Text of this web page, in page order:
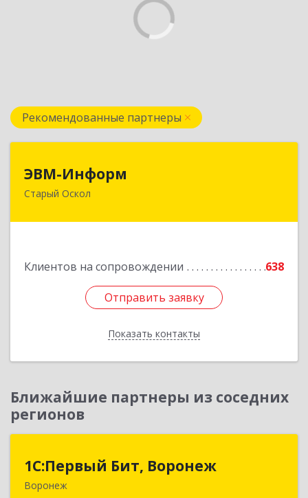
Рекомендованные партнеры
ЭВМ-Информ
Старый Оскол
Клиентов на сопровождении 638
Отправить заявку
Показать контакты
309516, Белгородская обл, Старый Оскол г,
Отправить заявку
Назад
Ближайшие партнеры из соседних
регионов
1С:Первый Бит, Воронеж
Воронеж
1С:Первый Бит, Воронеж
394006, Воронежская обл, Воронеж г, 20-летия